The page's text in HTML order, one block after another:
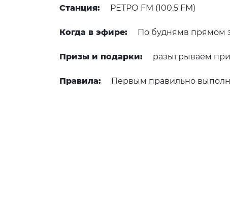
Станция: РЕТРО FM (100.5 FM)
Когда в эфире: По буднямв прямом
Призы и подарки: разыгрываем
Правила: Первым правильно